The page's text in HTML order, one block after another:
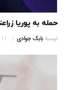
حمله به پوریا
توسطبابک جوادی 11 فروردین, 1403